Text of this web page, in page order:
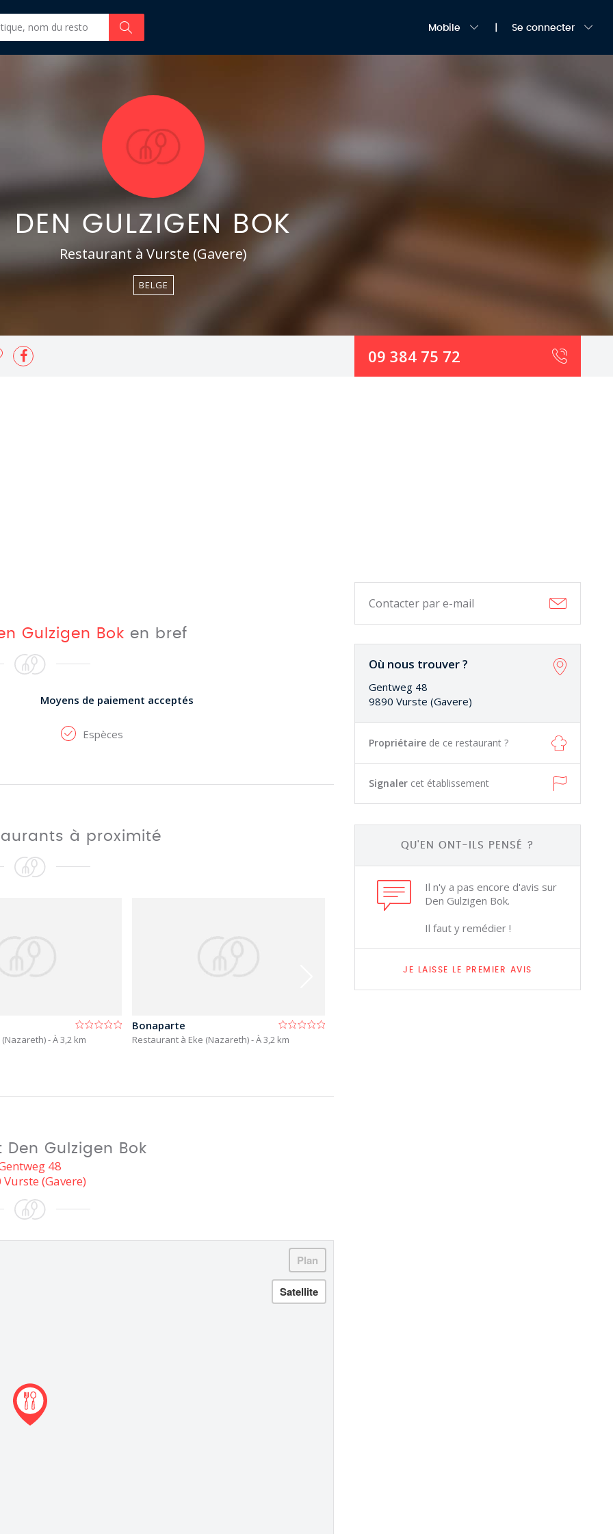
Mobile Se connecter
DEN GULZIGEN BOK
Restaurant à Vurste (Gavere)
BELGE
09 384 75 72
Contacter par e-mail
Où nous trouver ?
Gentweg 48
9890 Vurste (Gavere)
Propriétaire de ce restaurant ?
Signaler cet établissement
QU'EN ONT-ILS PENSÉ ?
Il n'y a pas encore d'avis sur
Den Gulzigen Bok.
Il faut y remédier !
JE LAISSE LE PREMIER AVIS
Gulzigen Bok en bref
Moyens de paiement acceptés
Espèces
à proximité
- À 3,2 km
Bonaparte
Restaurant à Eke (Nazareth)- À 3,2 km
Gulzigen Bok
48
(Gavere)